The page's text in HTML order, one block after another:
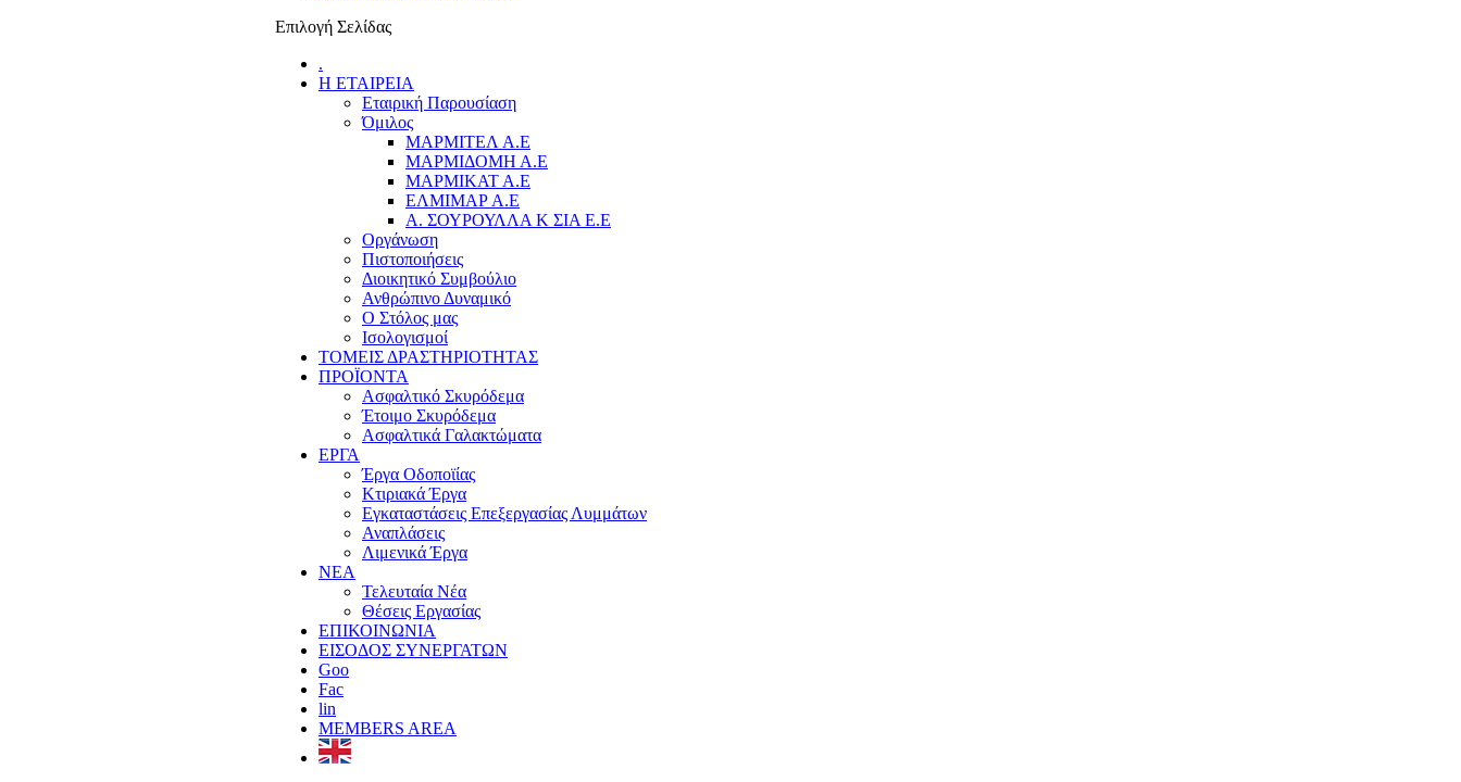
Επιλογή Σελίδας
.
Η ΕΤΑΙΡΕΙΑ
Εταιρική Παρουσίαση
Όμιλος
ΜΑΡΜΙΤΕΛ Α.Ε
ΜΑΡΜΙΔΟΜΗ Α.Ε
ΜΑΡΜΙΚΑΤ Α.Ε
ΕΛΜΙΜΑΡ Α.Ε
Α. ΣΟΥΡΟΥΛΛΑ Κ ΣΙΑ Ε.Ε
Οργάνωση
Πιστοποιήσεις
Διοικητικό Συμβούλιο
Ανθρώπινο Δυναμικό
Ο Στόλος μας
Ισολογισμοί
ΤΟΜΕΙΣ ΔΡΑΣΤΗΡΙΟΤΗΤΑΣ
ΠΡΟΪΟΝΤΑ
Ασφαλτικό Σκυρόδεμα
Έτοιμο Σκυρόδεμα
Ασφαλτικά Γαλακτώματα
ΕΡΓΑ
Έργα Οδοποϊίας
Κτιριακά Έργα
Εγκαταστάσεις Επεξεργασίας Λυμμάτων
Αναπλάσεις
Λιμενικά Έργα
ΝΕΑ
Τελευταία Νέα
Θέσεις Εργασίας
ΕΠΙΚΟΙΝΩΝΙΑ
ΕΙΣΟΔΟΣ ΣΥΝΕΡΓΑΤΩΝ
Goo
Fac
lin
MEMBERS AREA